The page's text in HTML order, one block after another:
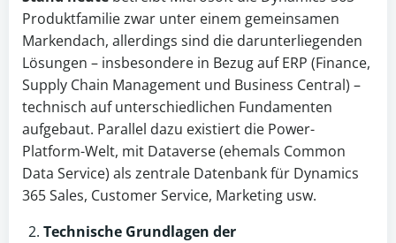
Produktfamilie zwar unter einem gemeinsamen
Markendach, allerdings sind die darunterliegenden
Lösungen – insbesondere in Bezug auf ERP (Finance,
Supply Chain Management und Business Central) –
technisch auf unterschiedlichen Fundamenten
aufgebaut. Parallel dazu existiert die Power-
Platform-Welt, mit Dataverse (ehemals Common
Data Service) als zentrale Datenbank für Dynamics
365 Sales, Customer Service, Marketing usw.
Technische Grundlagen der